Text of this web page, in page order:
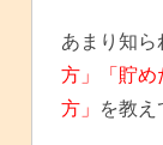
あまり知ら
方」「貯め
方」 を教え